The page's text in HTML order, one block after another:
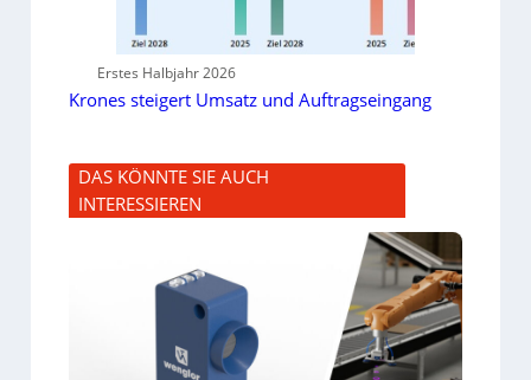
Erstes Halbjahr 2026
Krones steigert Umsatz und Auftragseingang
DAS KÖNNTE SIE AUCH
INTERESSIEREN